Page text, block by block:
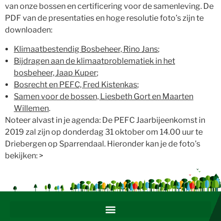
van onze bossen en certificering voor de samenleving. De
PDF van de presentaties en hoge resolutie foto’s zijn te
downloaden:
Klimaatbestendig Bosbeheer, Rino Jans;
Bijdragen aan de klimaatproblematiek in het
bosbeheer, Jaap Kuper;
Bosrecht en PEFC, Fred Kistenkas;
Samen voor de bossen, Liesbeth Gort en Maarten
Willemen.
Noteer alvast in je agenda: De PEFC Jaarbijeenkomst in
2019 zal zijn op donderdag 31 oktober om 14.00 uur te
Driebergen op Sparrendaal. Hieronder kan je de foto’s
bekijken: >